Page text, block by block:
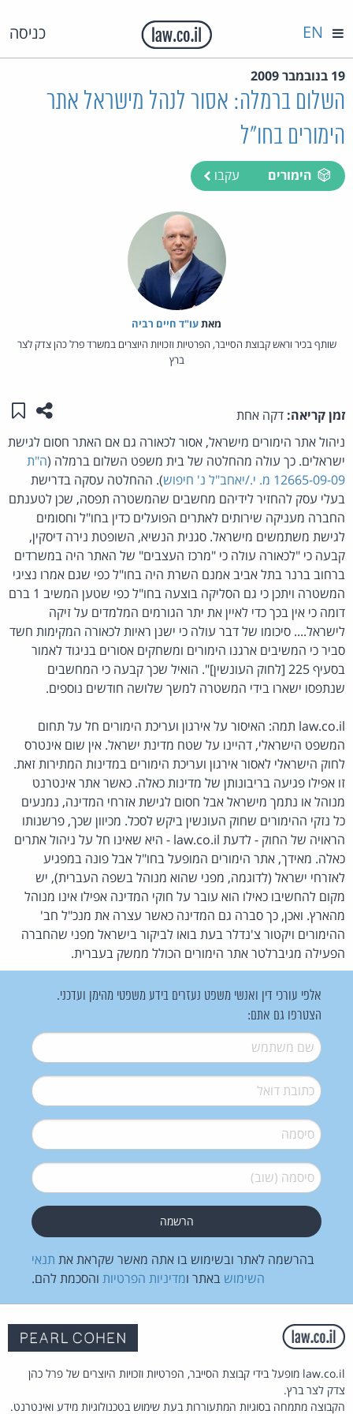
כניסה EN
19 בנובמבר 2009
השלום ברמלה: אסור לנהל מישראל אתר
הימורים בחו"ל
הימורים עקבו
מאת‏עו"ד חיים רביה
שותף בכיר וראש קבוצת הסייבר, הפרטיות וזכויות היוצרים במשרד פרל כהן צדק לצר
ברץ
זמן קריאה: דקה אחת שתפו
ניהול אתר הימורים מישראל, אסור לכאורה גם אם האתר חסום לגישת
ישראלים. כך עולה מהחלטה של בית משפט השלום ברמלה (ה"ת
12665-09-09 מ. י./יאחב"ל נ' חיפוש
). ההחלטה עסקה בדרישת
בעלי עסק להחזיר לידיהם מחשבים שהמשטרה תפסה, שכן לטענתם
החברה מעניקה שירותים לאתרים הפועלים כדין בחו"ל וחסומים
לגישת משתמשים מישראל. סגנית הנשיא, השופטת נירה דיסקין,
קבעה כי "לכאורה עולה כי "מרכז העצבים" של האתר היה במשרדים
ברחוב ברנר בתל אביב אמנם השרת היה בחו"ל כפי שגם אמרו נציגי
המשטרה ויתכן כי גם הסליקה בוצעה בחו"ל כפי שטען המשיב 1 ברם
דומה כי אין בכך כדי לאיין את יתר הגורמים המלמדים על זיקה
לישראל.... סיכומו של דבר עולה כי ישנן ראיות לכאורה המקימות חשד
סביר כי המשיבים ארגנו הימורים ומשחקים אסורים בניגוד לאמור
בסעיף 225 [לחוק העונשין]". הואיל שכך קבעה כי המחשבים
שנתפסו ישארו בידי המשטרה למשך שלושה חודשים נוספים.
law.co.il תמה: האיסור על אירגון ועריכת הימורים חל על תחום
המשפט הישראלי, דהיינו על שטח מדינת ישראל. אין שום אינטרס
לחוק הישראלי לאסור אירגון ועריכת הימורים במדינות המתירות זאת.
זו אפילו פגיעה בריבונותן של מדינות כאלה. כאשר אתר אינטרנט
מנוהל או נתמך מישראל אבל חסום לגישת אזרחי המדינה, נמנעים
כל נזקי ההימורים שחוק העונשין ביקש לסכל. מכיוון שכך, פרשנותו
הראויה של החוק - לדעת law.co.il - היא שאינו חל על ניהול אתרים
כאלה. מאידך, אתר הימורים המופעל בחו"ל אבל פונה במפגיע
לאזרחי ישראל (לדוגמה, מפני שהוא מנוהל בשפה העברית), יש
מקום להחשיבו כאילו הוא עובר על חוקי המדינה אפילו אינו מנוהל
מהארץ. ואכן, כך סברה גם המדינה כאשר עצרה את מנכ"ל חב'
ההימורים ויקטור צ'נדלר בעת בואו לביקור בישראל מפני שהחברה
הפעילה מגיברלטר אתר הימורים הכולל ממשק בעברית.
אלפי עורכי דין ואנשי משפט נעזרים בידע משפטי מהימן ועדכני.
הצטרפו גם אתם:
שם משתמש*
דואל*
סיסמה*
סיסמה (שוב)*
בהרשמה לאתר ובשימוש בו אתה מאשר שקראת את תנאי
השימוש באתר ומדיניות הפרטיות והסכמת להם.
law.co.il מופעל בידי קבוצת הסייבר, הפרטיות וזכויות היוצרים של פרל כהן
צדק לצר ברץ.
הקבוצה מתמחה בסוגיות המתעוררות בעת שימוש בטכנולוגיות מידע ואינטרנט.